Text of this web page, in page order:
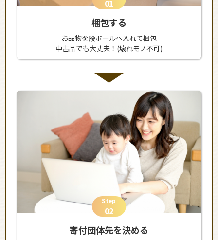
01
梱包する
お品物を段ボールへ入れて梱包
中古品でも大丈夫！(壊れモノ不可)
Step
02
寄付団体先を決める